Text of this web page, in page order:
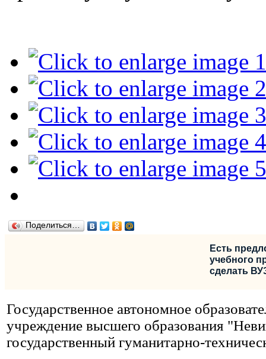
Поделиться…
Есть
учебного
сделать
Государственное автономное
учреждение высшего образования
государственный гуманитарно-